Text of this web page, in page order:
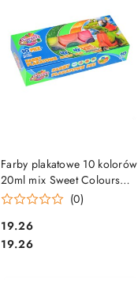
Farby plakatowe 10 kolorów
20ml mix Sweet Colours
60041 OTOCKI(0)
Cena:
19.26
Cena:
19.26
DO KOSZYKA